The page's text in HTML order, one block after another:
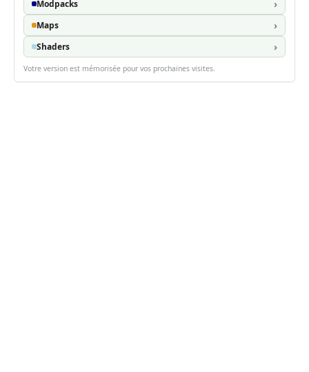
Modpacks
Maps
Shaders
Votre version est mémorisée pour vos prochaines visites.